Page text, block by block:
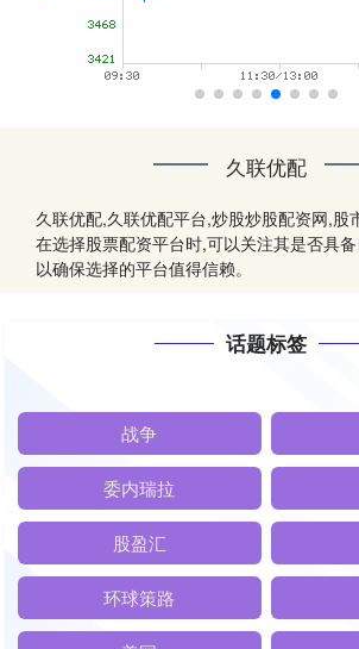
久联优配
久联优配,久联优配平台,炒股炒股配资网,股
在选择股票配资平台时,可以关注其是否具
以确保选择的平台值得信赖。
话题标签
战争
委内瑞拉
股盈汇
环球策路